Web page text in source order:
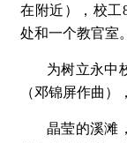
在附近），校工
处和一个教官室。
为树立永中
（邓锦屏作曲）
晶莹的溪滩